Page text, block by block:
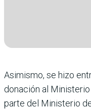
Asimismo, se hizo
donación al
parte del Ministerio